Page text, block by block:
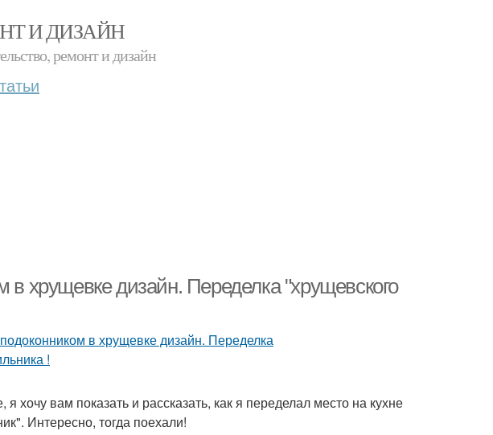
И ДИЗАЙН
ремонт и дизайн
в хрущевке дизайн. Переделка "хрущевского
я хочу вам показать и рассказать, как я переделал место на кухне
Интересно, тогда поехали!